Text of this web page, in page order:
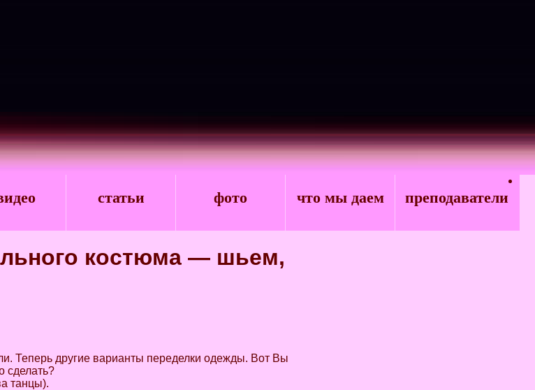
статьи фото что мы даем преподаватели
костюма — шьем,
Теперь другие варианты переделки одежды. Вот Вы
сделать?
танцы).